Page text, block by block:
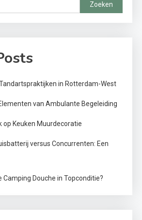
Zoeken
in Rotterdam-West
van Ambulante Begeleiding
op Keuken Muurdecoratie
versus Concurrenten: Een
Camping Douche in Topconditie?